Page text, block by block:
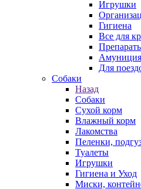
Игрушки
Гигиена
Все для
Амуниция
Для
Собаки
Назад
Собаки
Сухой корм
Влажный корм
Лакомства
Пеленки,
Туалеты
Игрушки
Гигиена и Уход
Миски,